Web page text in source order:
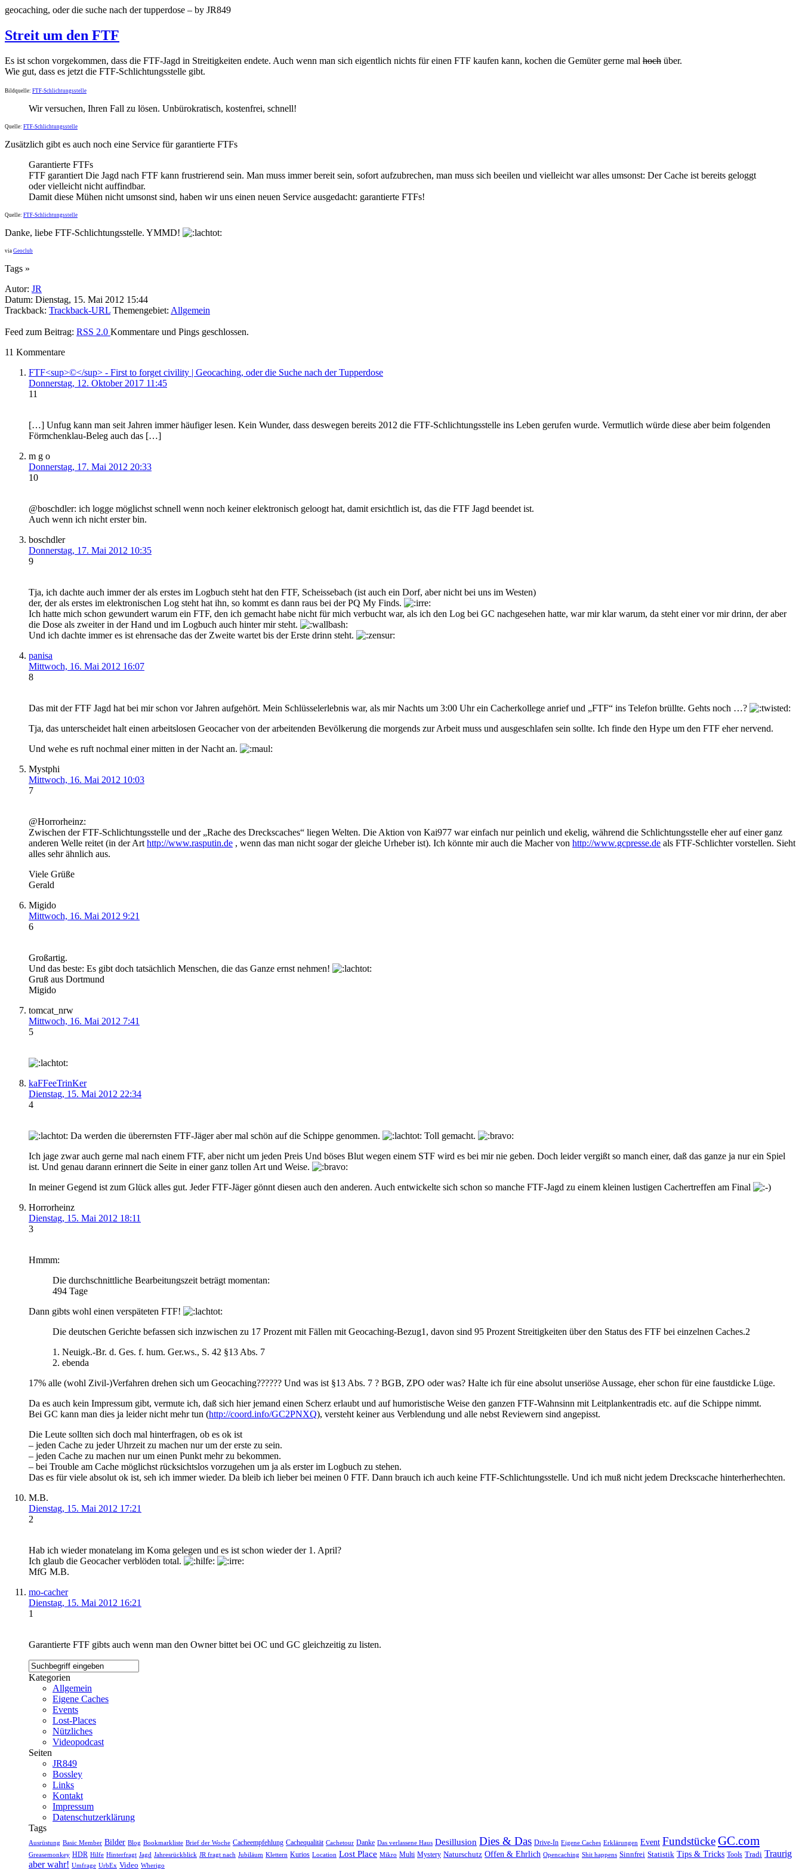
geocaching, oder die suche nach der tupperdose – by JR849
Streit um den FTF
Es ist schon vorgekommen, dass die FTF-Jagd in Streitigkeiten endete. Auch wenn man sich eigentlich nichts für einen FTF kaufen kann, kochen die Gemüter gerne mal hoch über.
Wie gut, dass es jetzt die FTF-Schlichtungsstelle gibt.
Bildquelle: FTF-Schlichtungsstelle
Wir versuchen, Ihren Fall zu lösen. Unbürokratisch, kostenfrei, schnell!
Quelle: FTF-Schlichtungsstelle
Zusätzlich gibt es auch noch eine Service für garantierte FTFs
Garantierte FTFs
FTF garantiert Die Jagd nach FTF kann frustrierend sein. Man muss immer bereit sein, sofort aufzubrechen, man muss sich beeilen und vielleicht war alles umsonst: Der Cache ist bereits geloggt
oder vielleicht nicht auffindbar.
Damit diese Mühen nicht umsonst sind, haben wir uns einen neuen Service ausgedacht: garantierte FTFs!
Quelle: FTF-Schlichtungsstelle
Danke, liebe FTF-Schlichtungsstelle. YMMD!
via Geoclub
Tags »
Autor: JR
Datum: Dienstag, 15. Mai 2012 15:44
Trackback: Trackback-URL Themengebiet: Allgemein
Feed zum Beitrag: RSS 2.0 Kommentare und Pings geschlossen.
11 Kommentare
FTF<sup>©</sup> - First to forget civility | Geocaching, oder die Suche nach der Tupperdose
Donnerstag, 12. Oktober 2017 11:45
11
[…] Unfug kann man seit Jahren immer häufiger lesen. Kein Wunder, dass deswegen bereits 2012 die FTF-Schlichtungsstelle ins Leben gerufen wurde. Vermutlich würde diese aber beim folgenden
Förmchenklau-Beleg auch das […]
m g o
Donnerstag, 17. Mai 2012 20:33
10
@boschdler: ich logge möglichst schnell wenn noch keiner elektronisch geloogt hat, damit ersichtlich ist, das die FTF Jagd beendet ist.
Auch wenn ich nicht erster bin.
boschdler
Donnerstag, 17. Mai 2012 10:35
9
Tja, ich dachte auch immer der als erstes im Logbuch steht hat den FTF, Scheissebach (ist auch ein Dorf, aber nicht bei uns im Westen)
der, der als erstes im elektronischen Log steht hat ihn, so kommt es dann raus bei der PQ My Finds.
Ich hatte mich schon gewundert warum ein FTF, den ich gemacht habe nicht für mich verbucht war, als ich den Log bei GC nachgesehen hatte, war mir klar warum, da steht einer vor mir drinn, der aber
die Dose als zweiter in der Hand und im Logbuch auch hinter mir steht.
Und ich dachte immer es ist ehrensache das der Zweite wartet bis der Erste drinn steht.
panisa
Mittwoch, 16. Mai 2012 16:07
8
Das mit der FTF Jagd hat bei mir schon vor Jahren aufgehört. Mein Schlüsselerlebnis war, als mir Nachts um 3:00 Uhr ein Cacherkollege anrief und „FTF“ ins Telefon brüllte. Gehts noch …?
Tja, das unterscheidet halt einen arbeitslosen Geocacher von der arbeitenden Bevölkerung die morgends zur Arbeit muss und ausgeschlafen sein sollte. Ich finde den Hype um den FTF eher nervend.
Und wehe es ruft nochmal einer mitten in der Nacht an.
Mystphi
Mittwoch, 16. Mai 2012 10:03
7
@Horrorheinz:
Zwischen der FTF-Schlichtungsstelle und der „Rache des Dreckscaches“ liegen Welten. Die Aktion von Kai977 war einfach nur peinlich und ekelig, während die Schlichtungsstelle eher auf einer ganz
anderen Welle reitet (in der Art http://www.rasputin.de , wenn das man nicht sogar der gleiche Urheber ist). Ich könnte mir auch die Macher von http://www.gcpresse.de als FTF-Schlichter vorstellen. Sieht
alles sehr ähnlich aus.
Viele Grüße
Gerald
Migido
Mittwoch, 16. Mai 2012 9:21
6
Großartig.
Und das beste: Es gibt doch tatsächlich Menschen, die das Ganze ernst nehmen!
Gruß aus Dortmund
Migido
tomcat_nrw
Mittwoch, 16. Mai 2012 7:41
5
kaFFeeTrinKer
Dienstag, 15. Mai 2012 22:34
4
Da werden die überernsten FTF-Jäger aber mal schön auf die Schippe genommen.
Toll gemacht.
Ich jage zwar auch gerne mal nach einem FTF, aber nicht um jeden Preis Und böses Blut wegen einem STF wird es bei mir nie geben. Doch leider vergißt so manch einer, daß das ganze ja nur ein Spiel
ist. Und genau darann erinnert die Seite in einer ganz tollen Art und Weise.
In meiner Gegend ist zum Glück alles gut. Jeder FTF-Jäger gönnt diesen auch den anderen. Auch entwickelte sich schon so manche FTF-Jagd zu einem kleinen lustigen Cachertreffen am Final
Horrorheinz
Dienstag, 15. Mai 2012 18:11
3
Hmmm:
Die durchschnittliche Bearbeitungszeit beträgt momentan:
494 Tage
Dann gibts wohl einen verspäteten FTF!
Die deutschen Gerichte befassen sich inzwischen zu 17 Prozent mit Fällen mit Geocaching-Bezug1, davon sind 95 Prozent Streitigkeiten über den Status des FTF bei einzelnen Caches.2
1. Neuigk.-Br. d. Ges. f. hum. Ger.ws., S. 42 §13 Abs. 7
2. ebenda
17% alle (wohl Zivil-)Verfahren drehen sich um Geocaching?????? Und was ist §13 Abs. 7 ? BGB, ZPO oder was? Halte ich für eine absolut unseriöse Aussage, eher schon für eine faustdicke Lüge.
Da es auch kein Impressum gibt, vermute ich, daß sich hier jemand einen Scherz erlaubt und auf humoristische Weise den ganzen FTF-Wahnsinn mit Leitplankentradis etc. auf die Schippe nimmt.
Bei GC kann man dies ja leider nicht mehr tun (http://coord.info/GC2PNXQ), versteht keiner aus Verblendung und alle nebst Reviewern sind angepisst.
Die Leute sollten sich doch mal hinterfragen, ob es ok ist
– jeden Cache zu jeder Uhrzeit zu machen nur um der erste zu sein.
– jeden Cache zu machen nur um einen Punkt mehr zu bekommen.
– bei Trouble am Cache möglichst rücksichtslos vorzugehen um ja als erster im Logbuch zu stehen.
Das es für viele absolut ok ist, seh ich immer wieder. Da bleib ich lieber bei meinen 0 FTF. Dann brauch ich auch keine FTF-Schlichtungsstelle. Und ich muß nicht jedem Dreckscache hinterherhechten.
M.B.
Dienstag, 15. Mai 2012 17:21
2
Hab ich wieder monatelang im Koma gelegen und es ist schon wieder der 1. April?
Ich glaub die Geocacher verblöden total.
MfG M.B.
mo-cacher
Dienstag, 15. Mai 2012 16:21
1
Garantierte FTF gibts auch wenn man den Owner bittet bei OC und GC gleichzeitig zu listen.
Kategorien
Allgemein
Eigene Caches
Events
Lost-Places
Nützliches
Videopodcast
Seiten
JR849
Bossley
Links
Kontakt
Impressum
Datenschutzerklärung
Tags
Ausrüstung Basic Member Bilder Blog Bookmarkliste Brief der Woche Cacheempfehlung Cachequalität Cachetour Danke Das verlassene Haus Desillusion Dies & Das Drive-In Eigene Caches Erklärungen Event FundstückeGC.com
Greasemonkey HDR Hilfe Hinterfragt Jagd Jahresrückblick JR fragt nach Jubiläum Klettern Kurios Location Lost Place Mikro Multi Mystery Naturschutz Offen & Ehrlich Opencaching Shit happens Sinnfrei Statistik Tips & Tricks Tools Tradi Traurig
aber wahr! Umfrage UrbEx Video Wherigo